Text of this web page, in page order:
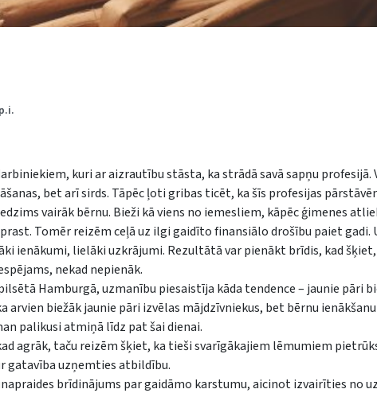
kuri ar aizrautību stāsta, ka strādā savā sapņu profesijā.
bet arī sirds. Tāpēc ļoti gribas ticēt, ka šīs profesijas
vairāk bērnu. Bieži kā viens no iemesliem, kāpēc ģimenes
Tomēr reizēm ceļā uz ilgi gaidīto finansiālo drošību paiet gadi.
ienākumi, lielāki uzkrājumi. Rezultātā var pienākt brīdis, kad
nekad nepienāk.
Hamburgā, uzmanību piesaistīja kāda tendence – jaunie pāri
arvien biežāk jaunie pāri izvēlas mājdzīvniekus, bet bērnu
palikusi atmiņā līdz pat šai dienai.
agrāk, taču reizēm šķiet, ka tieši svarīgākajiem lēmumiem
gatavība uzņemties atbildību.
brīdinājums par gaidāmo karstumu, aicinot izvairīties no